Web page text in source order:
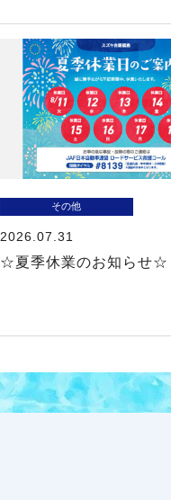
その他
2026.07.31
☆夏季休業のお知らせ☆